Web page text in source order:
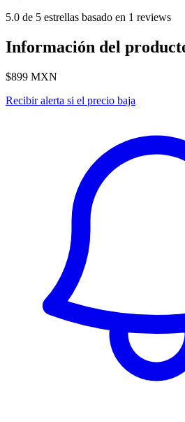
5.0 de 5 estrellas basado en 1 reviews
Información del
$899 MXN
Recibir alerta si el precio baja